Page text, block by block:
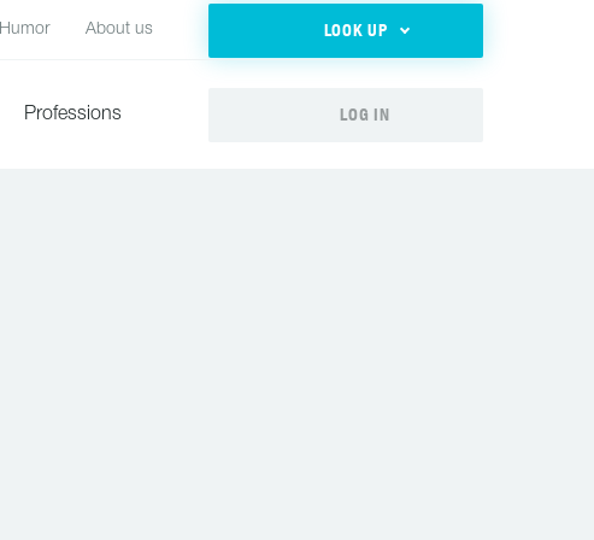
Humor About us LOOK UP
Professions LOG IN